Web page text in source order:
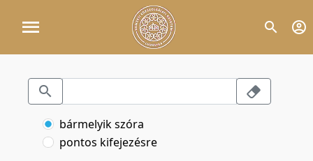
bármelyik szóra
pontos kifejezésre